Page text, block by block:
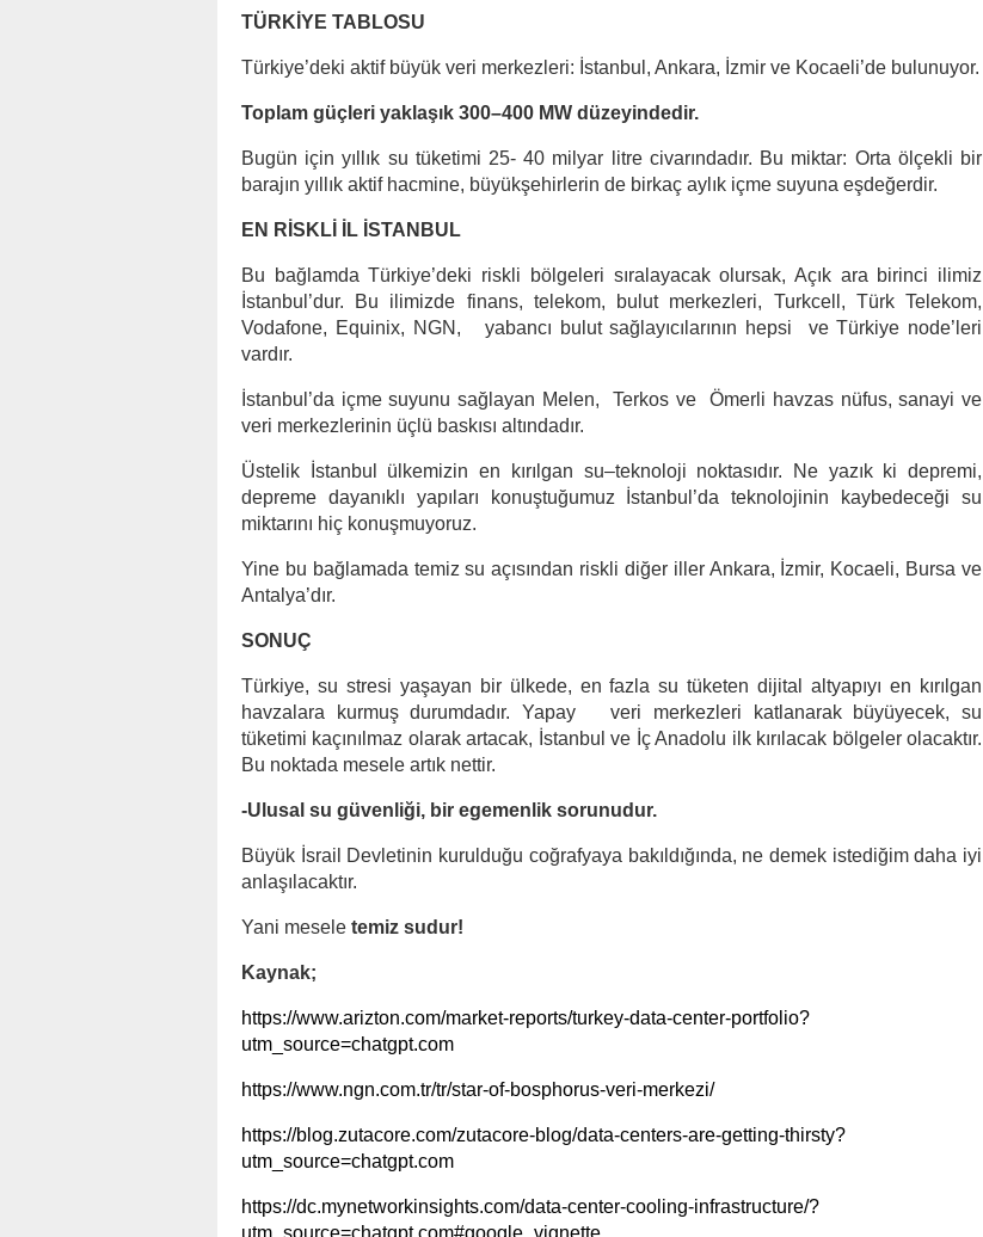
TÜRKİYE TABLOSU
Türkiye’deki aktif büyük veri merkezleri: İstanbul, Ankara, İzmir ve Kocaeli’de bulunuyor.
Toplam güçleri yaklaşık 300–400 MW düzeyindedir.
Bugün için yıllık su tüketimi 25- 40 milyar litre civarındadır. Bu miktar: Orta ölçekli bir
barajın yıllık aktif hacmine, büyükşehirlerin de birkaç aylık içme suyuna eşdeğerdir.
EN RİSKLİ İL İSTANBUL
Bu bağlamda Türkiye’deki riskli bölgeleri sıralayacak olursak, Açık ara birinci ilimiz
İstanbul’dur. Bu ilimizde finans, telekom, bulut merkezleri, Turkcell, Türk Telekom,
Vodafone, Equinix, NGN, yabancı bulut sağlayıcılarının hepsi ve Türkiye node’leri
vardır.
İstanbul’da içme suyunu sağlayan Melen, Terkos ve Ömerli havzas nüfus, sanayi ve
veri merkezlerinin üçlü baskısı altındadır.
Üstelik İstanbul ülkemizin en kırılgan su–teknoloji noktasıdır. Ne yazık ki depremi,
depreme dayanıklı yapıları konuştuğumuz İstanbul’da teknolojinin kaybedeceği su
miktarını hiç konuşmuyoruz.
Yine bu bağlamada temiz su açısından riskli diğer iller Ankara, İzmir, Kocaeli, Bursa ve
Antalya’dır.
SONUÇ
Türkiye, su stresi yaşayan bir ülkede, en fazla su tüketen dijital altyapıyı en kırılgan
havzalara kurmuş durumdadır. Yapay veri merkezleri katlanarak büyüyecek, su
tüketimi kaçınılmaz olarak artacak, İstanbul ve İç Anadolu ilk kırılacak bölgeler olacaktır.
Bu noktada mesele artık nettir.
-Ulusal su güvenliği, bir egemenlik sorunudur.
Büyük İsrail Devletinin kurulduğu coğrafyaya bakıldığında, ne demek istediğim daha iyi
anlaşılacaktır.
Yani mesele temiz sudur!
Kaynak;
https://www.arizton.com/market-reports/turkey-data-center-portfolio?
utm_source=chatgpt.com
https://www.ngn.com.tr/tr/star-of-bosphorus-veri-merkezi/
https://blog.zutacore.com/zutacore-blog/data-centers-are-getting-thirsty?
utm_source=chatgpt.com
https://dc.mynetworkinsights.com/data-center-cooling-infrastructure/?
utm_source=chatgpt.com#google_vignette